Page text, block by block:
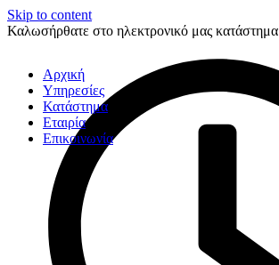
Skip to content
Καλωσήρθατε στο ηλεκτρονικό μας κατάστημα
Αρχική
Υπηρεσίες
Κατάστημα
Εταιρία
Επικοινωνία